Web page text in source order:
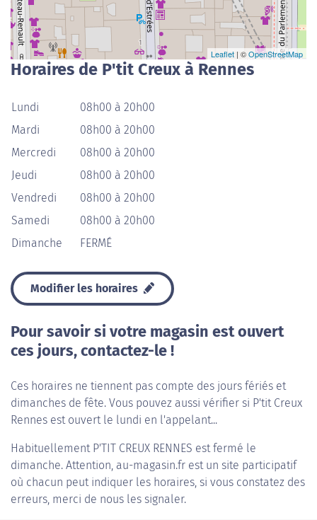
Leaflet | ©OpenStreetMap
Horaires de P'tit Creux à Rennes
Lundi
08h00 à 20h00
Mardi
08h00 à 20h00
Mercredi
08h00 à 20h00
Jeudi
08h00 à 20h00
Vendredi
08h00 à 20h00
Samedi
08h00 à 20h00
Dimanche
FERMÉ
Modifier les horaires
Pour savoir si votre magasin est ouvert
ces jours, contactez-le !
Ces horaires ne tiennent pas compte des jours fériés et
dimanches de fête. Vous pouvez aussi vérifier si P'tit Creux
Rennes est ouvert le lundi en l'appelant...
Habituellement P'TIT CREUX RENNES est fermé le
dimanche. Attention, au-magasin.fr est un site participatif
où chacun peut indiquer les horaires, si vous constatez des
erreurs, merci de nous les signaler.